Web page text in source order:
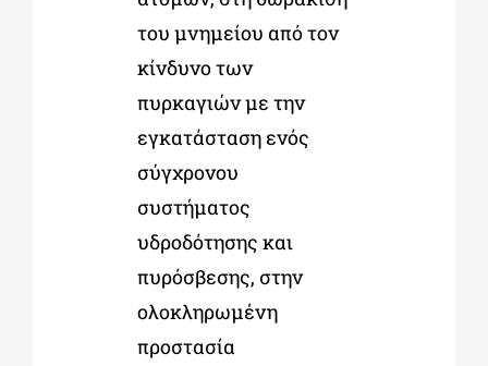
του μνημείου από τον
κίνδυνο των
πυρκαγιών με την
εγκατάσταση ενός
σύγχρονου
συστήματος
υδροδότησης και
πυρόσβεσης, στην
ολοκληρωμένη
προστασία